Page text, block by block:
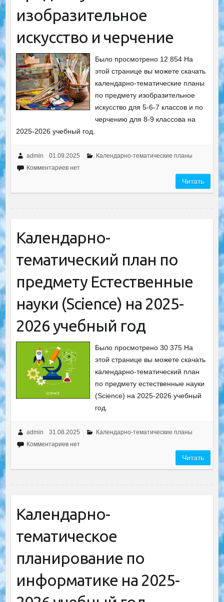
изобразительное
искусство и черчение
Было просмотрено 12 854 На
этой странице вы можете скачать
календарно-тематические планы
по предмету изобразительное
искусство для 5-6-7 классов и по
черчению для 8-9 классова на
2025-2026 учебный год.
admin 01.09.2025
Календарно-тематические планы
Комментариев нет
Читать
Календарнo-
тематический план по
предмету Естественные
науки (Sciеnсe) на 2025-
2026 учебный год
Было просмотрено 30 375 На
этой странице вы можете скачать
календарнo-тематический план
по предмету естественные науки
(Sciеnсe) на 2025-2026 учебный
год.
admin 31.08.2025
Календарно-тематические планы
Комментариев нет
Читать
Календарно-
тематическое
планирование по
информатике на 2025-